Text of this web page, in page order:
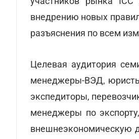
внедрению новых
разъяснения по всем
Целевая аудитория
менеджеры-ВЭД,
экспедиторы,
менеджеры по
внешнеэкономическую